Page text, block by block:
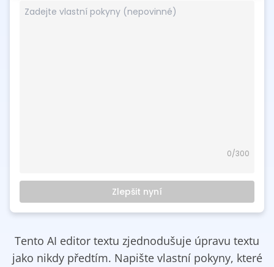
0/300
Zlepšit nyní
Tento AI editor textu zjednodušuje úpravu textu
jako nikdy předtím. Napište vlastní pokyny, které